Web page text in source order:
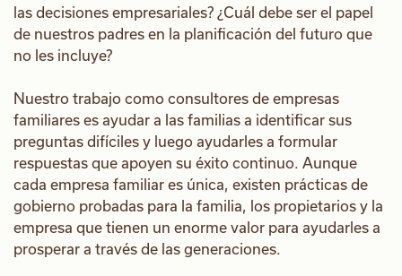
las decisiones empresariales? ¿Cuál debe ser el papel
de nuestros padres en la planificación del futuro que
no les incluye?
Nuestro trabajo como consultores de empresas
familiares es ayudar a las familias a identificar sus
preguntas difíciles y luego ayudarles a formular
respuestas que apoyen su éxito continuo. Aunque
cada empresa familiar es única, existen prácticas de
gobierno probadas para la familia, los propietarios y la
empresa que tienen un enorme valor para ayudarles a
prosperar a través de las generaciones.